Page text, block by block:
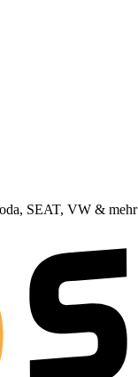
SEAT, VW & mehr